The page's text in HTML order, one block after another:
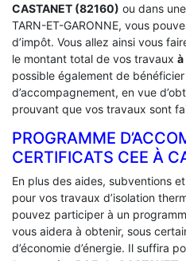
CASTANET (82160) ou dans
TARN-ET-GARONNE, vous
d’impôt. Vous allez ainsi vous
le montant total de vos travaux à
possible également de bénéficier
d’accompagnement, en vue
prouvant que vos travaux sont
PROGRAMME
CERTIFICATS CEE À
En plus des aides, subventions
pour vos travaux d’isolation
pouvez participer à un
vous aidera à obtenir, sous
d’économie d’énergie. Il suffira